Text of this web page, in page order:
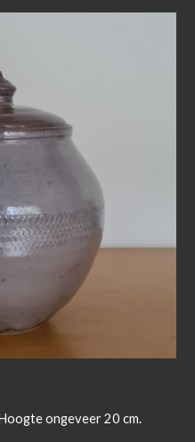
ongeveer 20 cm.